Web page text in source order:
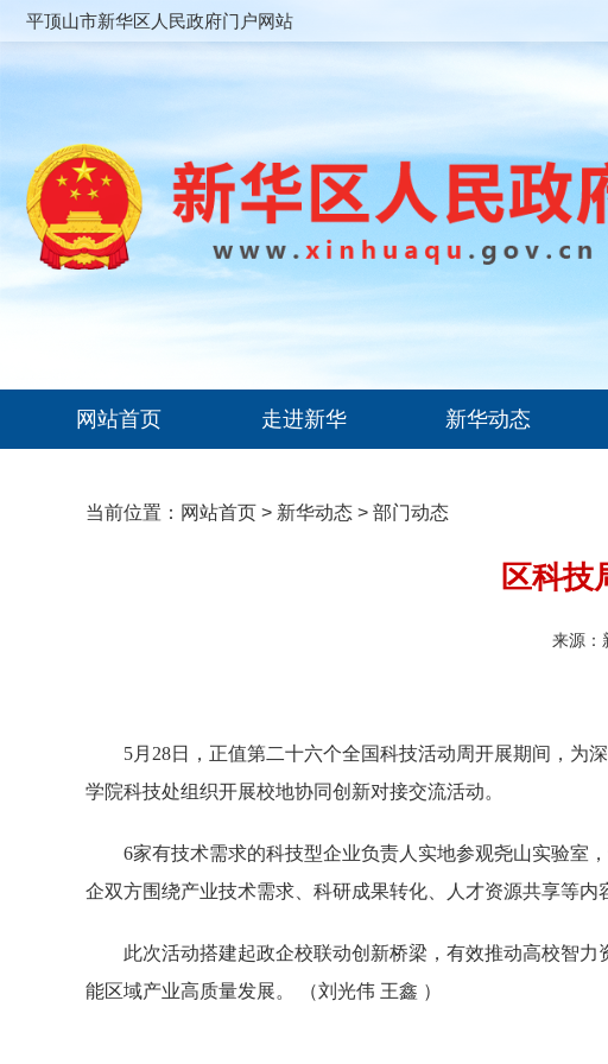
平顶山市新华区人民政府门户网站
网站首页 走进新华 新华动态
当前位置： 网站首页 > 新华动态 > 部门动态
区科技
来源：
5月28日，正值第二十六个全国科技活动周开展期间，为
学院科技处组织开展校地协同创新对接交流活动。
6家有技术需求的科技型企业负责人实地参观尧山实验室
企双方围绕产业技术需求、科研成果转化、人才资源共享等
此次活动搭建起政企校联动创新桥梁，有效推动高校智
能区域产业高质量发展。
（刘光伟 王鑫 ）